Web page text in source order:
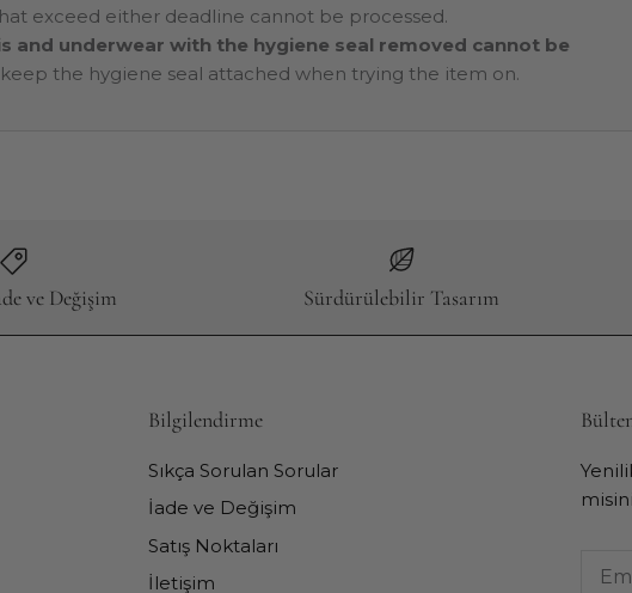
exceed either deadline cannot be processed.
and underwear with the hygiene seal removed cannot be
keep the hygiene seal attached when trying the item on.
ve Değişim Sürdürülebilir Tasarım
Bilgilendirme
Sıkça Sorulan Sorular
İade ve Değişim
Satış Noktaları
İletişim